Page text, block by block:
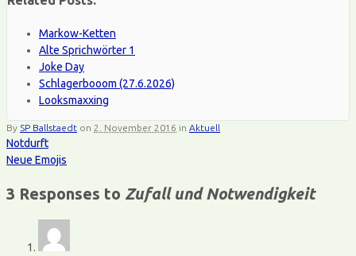
Markow-Ketten
Alte Sprichwörter 1
Joke Day
Schlagerbooom (27.6.2026)
Looksmaxxing
By SP Ballstaedt on 2. November 2016 in Aktuell
Notdurft
Neue Emojis
3 Responses to Zufall und Notwendigkeit